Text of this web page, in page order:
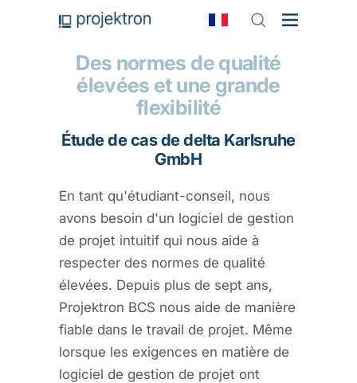
Des normes de qualité
élevées et une grande
flexibilité
Étude de cas de delta Karlsruhe
GmbH
En tant qu'étudiant-conseil, nous
avons besoin d'un logiciel de gestion
de projet intuitif qui nous aide à
respecter des normes de qualité
élevées. Depuis plus de sept ans,
Projektron BCS nous aide de manière
fiable dans le travail de projet. Même
lorsque les exigences en matière de
logiciel de gestion de projet ont